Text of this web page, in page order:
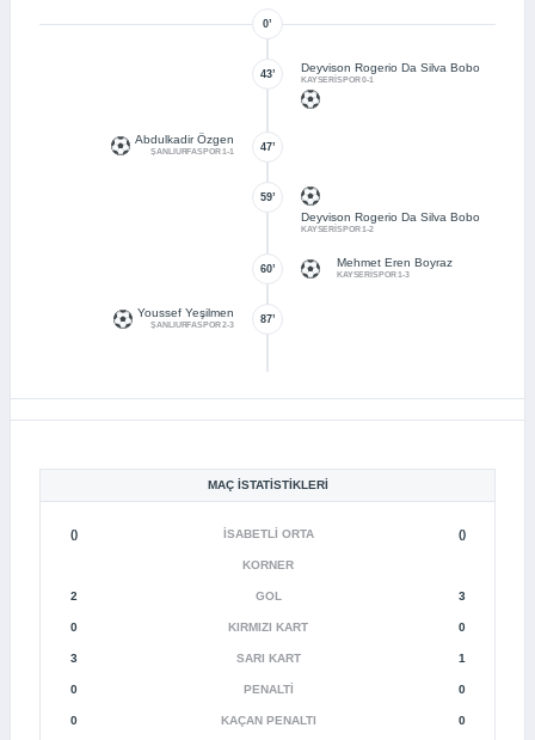
0’
Deyvison Rogerio Da Silva Bobo
KAYSERİSPOR 0-1
43’
47’
Abdulkadir Özgen
ŞANLIURFASPOR 1-1
59’
Deyvison Rogerio Da Silva Bobo
KAYSERİSPOR 1-2
60’
Mehmet Eren Boyraz
KAYSERİSPOR 1-3
87’
Youssef Yeşilmen
ŞANLIURFASPOR 2-3
MAÇ İSTATISTIKLERI
() İSABETLI ORTA ()
KORNER
2 GOL 3
0 KIRMIZI KART 0
3 SARI KART 1
0 PENALTI 0
0 KAÇAN PENALTI 0